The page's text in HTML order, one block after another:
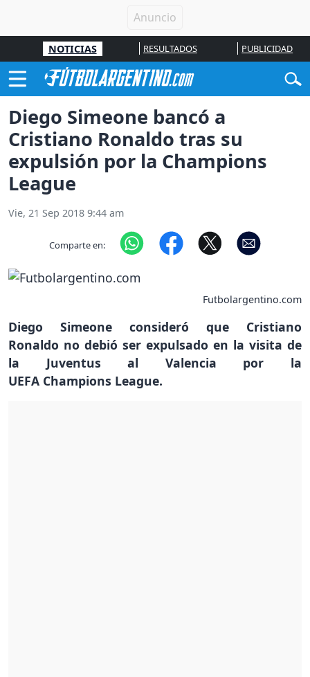
NOTICIAS RESULTADOS PUBLICIDAD
Diego Simeone bancó a
Cristiano Ronaldo tras su
expulsión por la Champions
League
Vie, 21 Sep 2018 9:44 am
Comparte en:
Futbolargentino.com
Diego Simeone consideró que Cristiano
Ronaldo no debió ser expulsado en la visita de
la Juventus al Valencia por la
UEFA Champions League.